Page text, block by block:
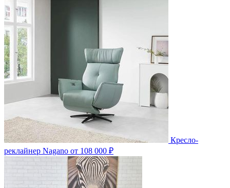
Кресло-
реклайнер Nagano от 108 000 ₽